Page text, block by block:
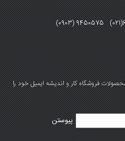
(0903) 9450575
فروشگاه کار و اندیشه ایمیل خود را